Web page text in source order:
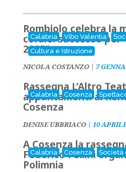
Calabria Vibo Valentia
Cultura e Istruzione
Rombiolo celebra la
corale: successo
2025”
NICOLA COSTANZO| 7
Calabria Cosenza
Rassegna L’Altro
appuntamenti al
Cosenza
DENISE UBBRIACO| 10
Calabria Cosenza Società
A Cosenza la
Federico Fellini
Polimnia